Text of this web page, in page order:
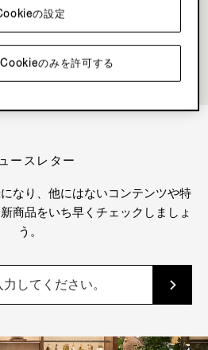
ースレター
なり、他にはないコンテンツや特
商品をいち早くチェックしましょ
う。
のみを許可する
の設定